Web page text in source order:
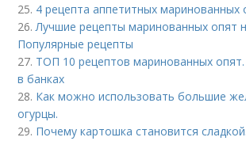
25. 4 рецепта аппетитных маринованных
26.Лучшие рецепты маринованных опят
Популярные рецепты
27. ТОП 10 рецептов маринованных
в банках
28. Как можно использовать большие
огурцы.
29. Почему картошка становится